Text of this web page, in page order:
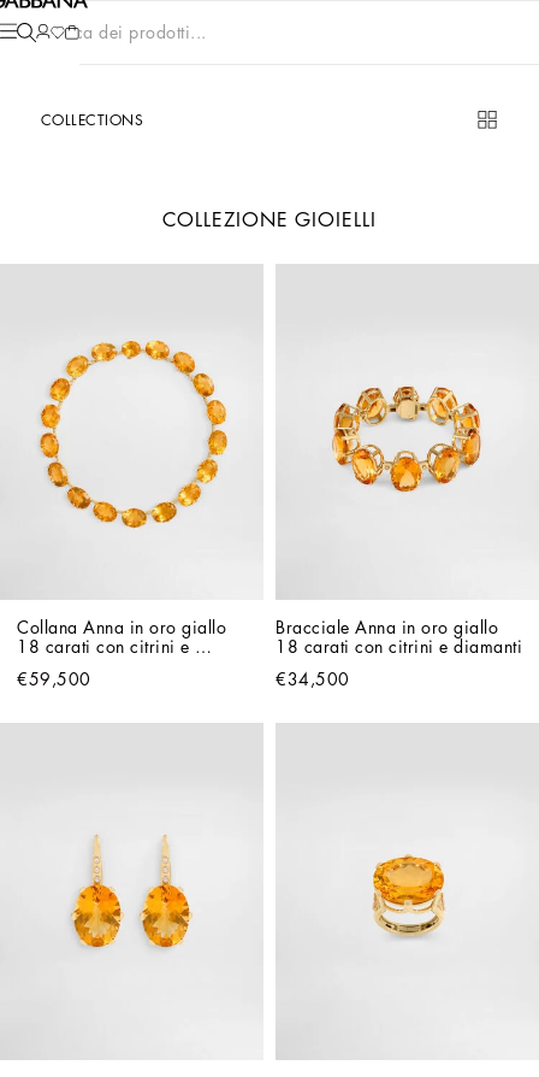
Cerca dei prodotti...
COLLECTIONS
COLLEZIONE GIOIELLI
Collana Anna in oro giallo
18 carati con citrini e
€59,500
Bracciale Anna in oro giallo
18 carati con citrini e diamanti
€34,500